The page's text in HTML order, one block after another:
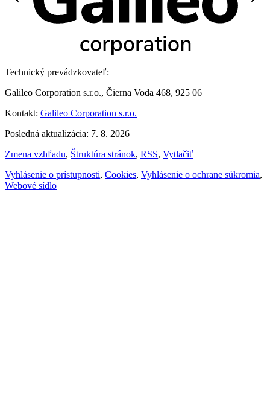
Technický prevádzkovateľ:
Galileo Corporation s.r.o., Čierna Voda 468, 925 06
Kontakt: Galileo Corporation s.r.o.
Posledná aktualizácia: 7. 8. 2026
Zmena vzhľadu, Štruktúra stránok, RSS, Vytlačiť
Vyhlásenie o prístupnosti, Cookies, Vyhlásenie o ochrane súkromia,
Webové sídlo